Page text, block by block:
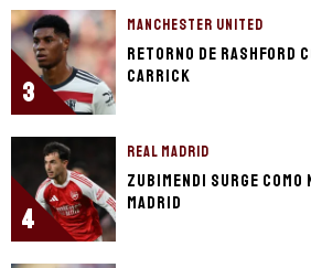
3
MANCHESTER UNITED
Retorno de Rashford
Carrick
4
REAL MADRID
Zubimendi surge como
Madrid